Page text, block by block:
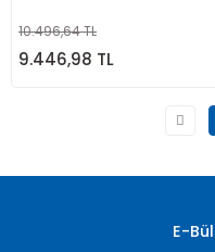
10.496,64 TL
9.446,98 TL
E-